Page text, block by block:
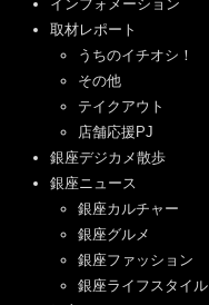
インフォメーション
取材レポート
うちのイチオシ！
その他
テイクアウト
店舗応援PJ
銀座デジカメ散歩
銀座ニュース
銀座カルチャー
銀座グルメ
銀座ファッション
銀座ライフスタイル